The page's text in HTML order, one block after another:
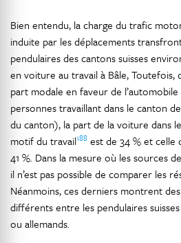
Bien entendu, la charge du trafic
induite par les déplacements
pendulaires des cantons suisses
en voiture au travail à Bâle, Toutefois,
part modale en faveur de
personnes travaillant dans le canton
du canton), la part de la voiture dans
motif du travail188 est de 34 % et celle
41 %. Dans la mesure où les sources
il n’est pas possible de comparer les
Néanmoins, ces derniers montrent
différents entre les pendulaires
ou allemands.